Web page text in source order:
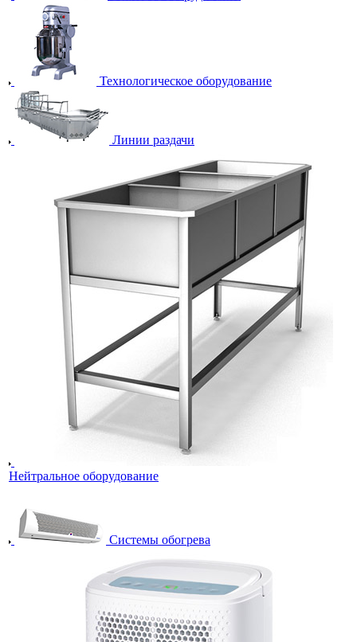
Технологическое оборудование
Линии раздачи
Нейтральное оборудование
Системы обогрева